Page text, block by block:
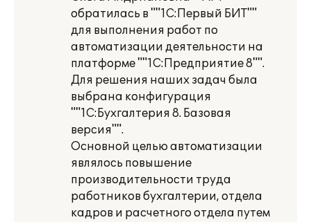
обратилась в ""1С:Первый БИТ""
для выполнения работ по
автоматизации деятельности на
платформе ""1С:Предприятие 8"".
Для решения наших задач была
выбрана конфигурация
""1С:Бухгалтерия 8. Базовая
версия"".
Основной целью автоматизации
являлось повышение
производительности труда
работников бухгалтерии, отдела
кадров и расчетного отдела путем